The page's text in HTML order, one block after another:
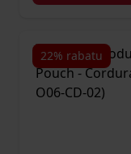
22% rabatu